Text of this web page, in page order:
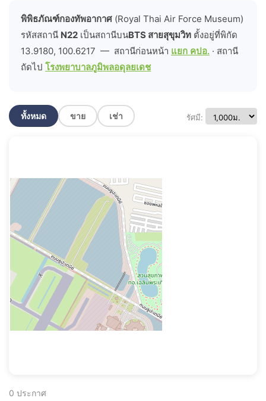
พิพิธภัณฑ์กองทัพอากาศ (Royal Thai Air Force Museum)
รหัสสถานี N22 เป็นสถานีบนBTS สายสุขุมวิท ตั้งอยู่ที่พิกัด
13.9180, 100.6217 — สถานีก่อนหน้า แยก คปอ. · สถานี
ถัดไป โรงพยาบาลภูมิพลอดุลยเดช
ทั้งหมด ขาย เช่า รัศมี:
0 ประกาศ